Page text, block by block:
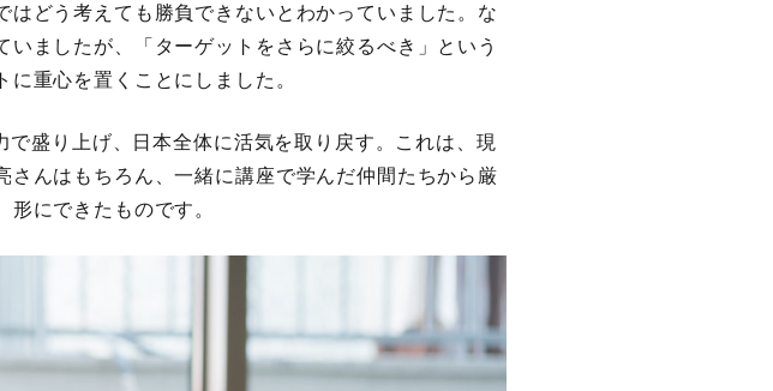
どう考えても勝負できないとわかっていました。な
ましたが、「ターゲットをさらに絞るべき」という
重心を置くことにしました。
盛り上げ、日本全体に活気を取り戻す。これは、現
んはもちろん、一緒に講座で学んだ仲間たちから厳
にできたものです。